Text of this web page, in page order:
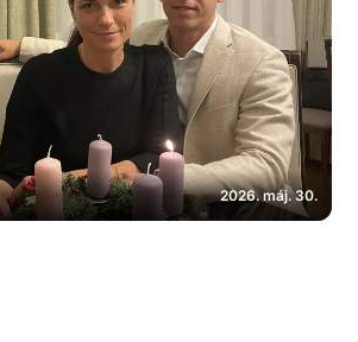
2026. máj. 30.